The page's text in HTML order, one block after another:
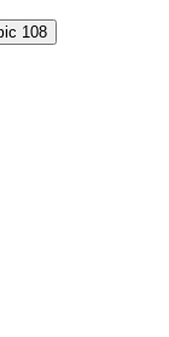
108